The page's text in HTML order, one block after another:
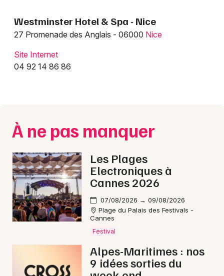
Westminster Hotel & Spa - Nice
27 Promenade des Anglais - 06000 Nice
Site Internet
04 92 14 86 86
À ne pas manquer
Les Plages
Electroniques à
Cannes 2026
07/08/2026 → 09/08/2026
Plage du Palais des Festivals -
Cannes
Festival
Alpes-Maritimes : nos
9 idées sorties du